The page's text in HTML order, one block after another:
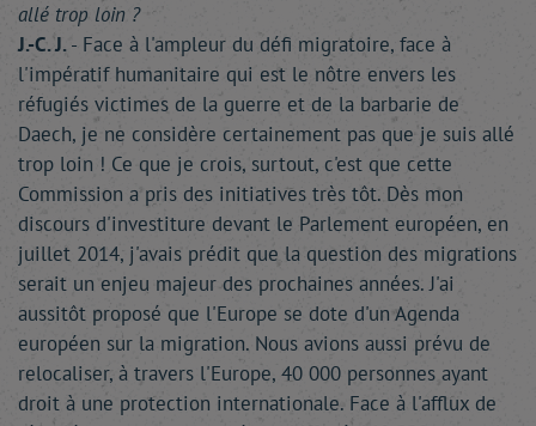
allé trop loin ?
J.-C. J.- Face à l'ampleur du défi migratoire, face à
l'impératif humanitaire qui est le nôtre envers les
réfugiés victimes de la guerre et de la barbarie de
Daech, je ne considère certainement pas que je suis allé
trop loin ! Ce que je crois, surtout, c'est que cette
Commission a pris des initiatives très tôt. Dès mon
discours d'investiture devant le Parlement européen, en
juillet 2014, j'avais prédit que la question des migrations
serait un enjeu majeur des prochaines années. J'ai
aussitôt proposé que l'Europe se dote d'un Agenda
européen sur la migration. Nous avions aussi prévu de
relocaliser, à travers l'Europe, 40 000 personnes ayant
droit à une protection internationale. Face à l'afflux de